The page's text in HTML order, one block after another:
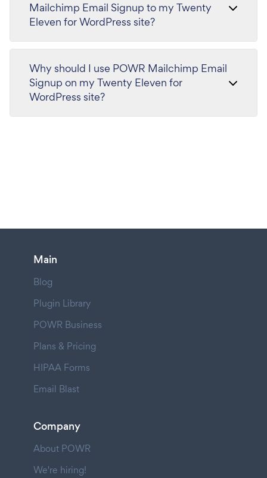
Mailchimp Email Signup to my Twenty
Eleven for WordPress site?
Why should I use POWR Mailchimp Email
Signup on my Twenty Eleven for
WordPress site?
Main
Blog
Plugin Library
POWR Business
Plans & Pricing
HIPAA Forms
Email Blast
Company
About POWR
We're hiring!